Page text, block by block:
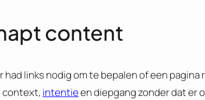
content
had links nodig om te bepalen of een pagina
context, intentieen diepgang zonder dat er